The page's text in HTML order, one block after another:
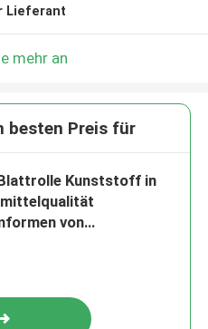
Lieferant
mehr an
besten Preis für
Kunststoff in
von